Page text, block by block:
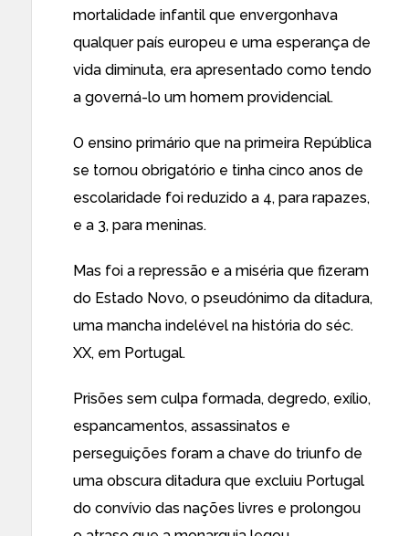
mortalidade infantil que envergonhava
qualquer país europeu e uma esperança de
vida diminuta, era apresentado como tendo
a governá-lo um homem providencial.
O ensino primário que na primeira República
se tornou obrigatório e tinha cinco anos de
escolaridade foi reduzido a 4, para rapazes,
e a 3, para meninas.
Mas foi a repressão e a miséria que fizeram
do Estado Novo, o pseudónimo da ditadura,
uma mancha indelével na história do séc.
XX, em Portugal.
Prisões sem culpa formada, degredo, exílio,
espancamentos, assassinatos e
perseguições foram a chave do triunfo de
uma obscura ditadura que excluiu Portugal
do convívio das nações livres e prolongou